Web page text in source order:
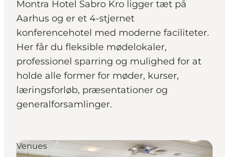
Planlæg ferien
Montra Hotel Sabro Kro ligger tæt på
Aarhus og er et 4-stjernet
konferencehotel med moderne faciliteter.
Her får du fleksible mødelokaler,
professionel sparring og mulighed for at
holde alle former for møder, kurser,
læringsforløb, præsentationer og
generalforsamlinger.
Venues